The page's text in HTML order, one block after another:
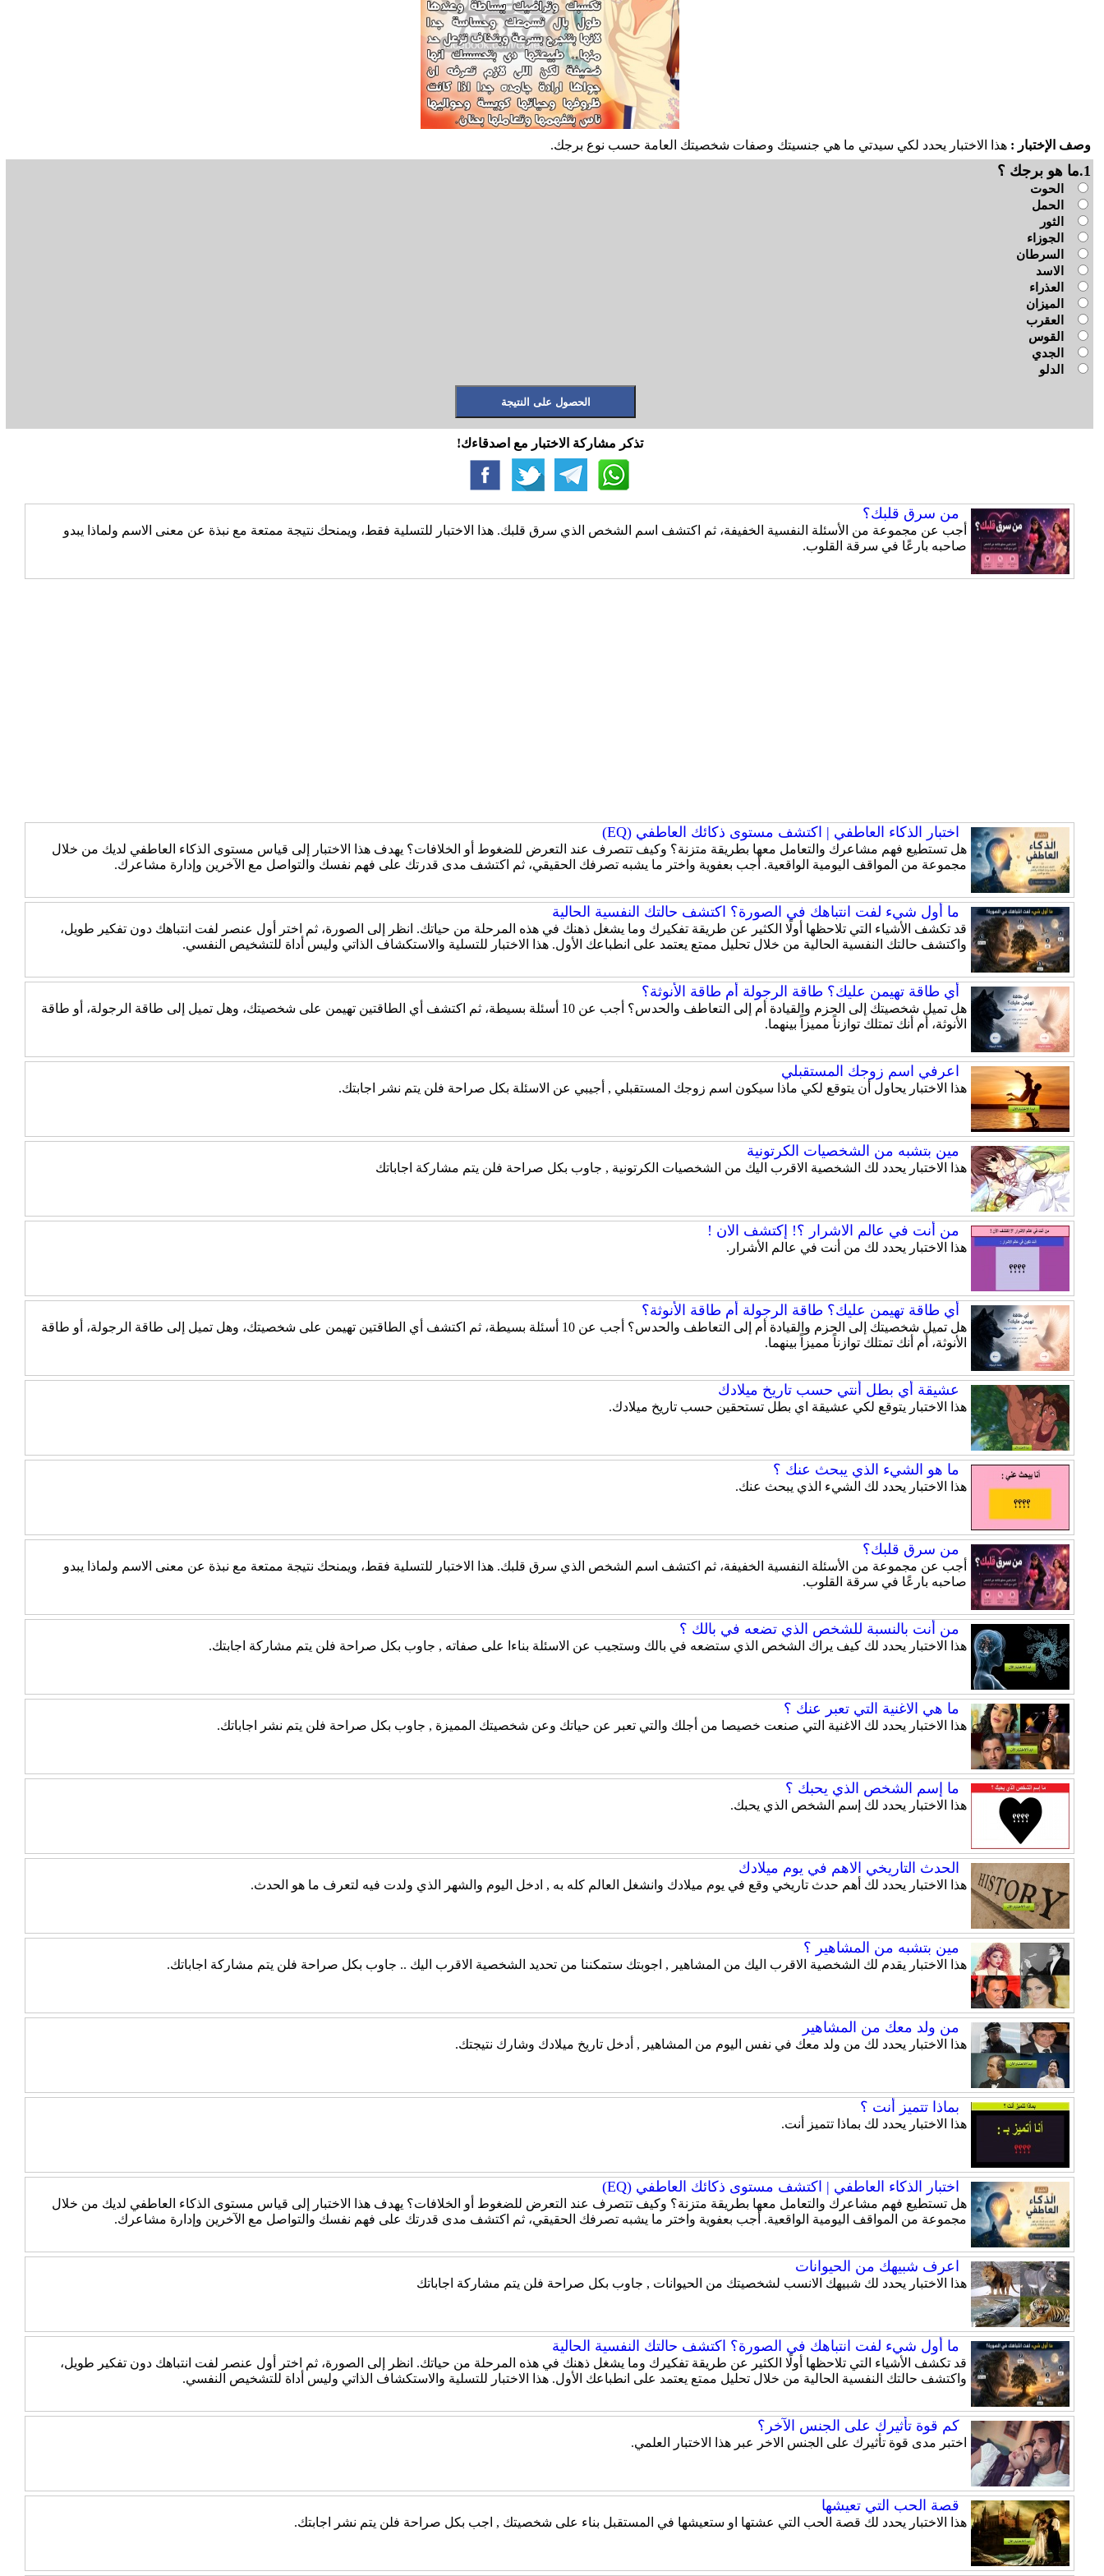
وصف الإختبار :هذا الاختبار يحدد لكي سيدتي ما هي جنسيتك وصفات شخصيتك العامة حسب نوع برجك.
1.ما هو برجك ؟
الحوت
الحمل
الثور
الجوزاء
السرطان
الاسد
العذراء
الميزان
العقرب
القوس
الجدي
الدلو
تذكر مشاركة الاختبار مع اصدقاءك!
من سرق قلبك؟
أجب عن مجموعة من الأسئلة النفسية الخفيفة، ثم اكتشف اسم الشخص الذي سرق قلبك. هذا الاختبار للتسلية فقط، ويمنحك نتيجة ممتعة مع نبذة عن معنى الاسم ولماذا يبدو
صاحبه بارعًا في سرقة القلوب.
اختبار الذكاء العاطفي | اكتشف مستوى ذكائك العاطفي (EQ)
هل تستطيع فهم مشاعرك والتعامل معها بطريقة متزنة؟ وكيف تتصرف عند التعرض للضغوط أو الخلافات؟ يهدف هذا الاختبار إلى قياس مستوى الذكاء العاطفي لديك من خلال
مجموعة من المواقف اليومية الواقعية. أجب بعفوية واختر ما يشبه تصرفك الحقيقي، ثم اكتشف مدى قدرتك على فهم نفسك والتواصل مع الآخرين وإدارة مشاعرك.
ما أول شيء لفت انتباهك في الصورة؟ اكتشف حالتك النفسية الحالية
قد تكشف الأشياء التي تلاحظها أولًا الكثير عن طريقة تفكيرك وما يشغل ذهنك في هذه المرحلة من حياتك. انظر إلى الصورة، ثم اختر أول عنصر لفت انتباهك دون تفكير طويل،
واكتشف حالتك النفسية الحالية من خلال تحليل ممتع يعتمد على انطباعك الأول. هذا الاختبار للتسلية والاستكشاف الذاتي وليس أداة للتشخيص النفسي.
أي طاقة تهيمن عليك؟ طاقة الرجولة أم طاقة الأنوثة؟
هل تميل شخصيتك إلى الحزم والقيادة أم إلى التعاطف والحدس؟ أجب عن 10 أسئلة بسيطة، ثم اكتشف أي الطاقتين تهيمن على شخصيتك، وهل تميل إلى طاقة الرجولة، أو طاقة
الأنوثة، أم أنك تمتلك توازناً مميزاً بينهما.
اعرفي اسم زوجك المستقبلي
هذا الاختبار يحاول أن يتوقع لكي ماذا سيكون اسم زوجك المستقبلي , أجيبي عن الاسئلة بكل صراحة فلن يتم نشر اجابتك.
مين بتشبه من الشخصيات الكرتونية
هذا الاختبار يحدد لك الشخصية الاقرب اليك من الشخصيات الكرتونية , جاوب بكل صراحة فلن يتم مشاركة اجاباتك
من أنت في عالم الاشرار ؟! إكتشف الان !
هذا الاختبار يحدد لك من أنت في عالم الأشرار.
أي طاقة تهيمن عليك؟ طاقة الرجولة أم طاقة الأنوثة؟
هل تميل شخصيتك إلى الحزم والقيادة أم إلى التعاطف والحدس؟ أجب عن 10 أسئلة بسيطة، ثم اكتشف أي الطاقتين تهيمن على شخصيتك، وهل تميل إلى طاقة الرجولة، أو طاقة
الأنوثة، أم أنك تمتلك توازناً مميزاً بينهما.
عشيقة أي بطل أنتي حسب تاريخ ميلادك
هذا الاختبار يتوقع لكي عشيقة اي بطل تستحقين حسب تاريخ ميلادك.
ما هو الشيء الذي يبحث عنك ؟
هذا الاختبار يحدد لك الشيء الذي يبحث عنك.
من سرق قلبك؟
أجب عن مجموعة من الأسئلة النفسية الخفيفة، ثم اكتشف اسم الشخص الذي سرق قلبك. هذا الاختبار للتسلية فقط، ويمنحك نتيجة ممتعة مع نبذة عن معنى الاسم ولماذا يبدو
صاحبه بارعًا في سرقة القلوب.
من أنت بالنسبة للشخص الذي تضعه في بالك ؟
هذا الاختبار يحدد لك كيف يراك الشخص الذي ستضعه في بالك وستجيب عن الاسئلة بناءا على صفاته , جاوب بكل صراحة فلن يتم مشاركة اجابتك.
ما هي الاغنية التي تعبر عنك ؟
هذا الاختبار يحدد لك الاغنية التي صنعت خصيصا من أجلك والتي تعبر عن حياتك وعن شخصيتك المميزة , جاوب بكل صراحة فلن يتم نشر اجاباتك.
ما إسم الشخص الذي يحبك ؟
هذا الاختبار يحدد لك إسم الشخص الذي يحبك.
الحدث التاريخي الاهم في يوم ميلادك
هذا الاختبار يحدد لك أهم حدث تاريخي وقع في يوم ميلادك وانشغل العالم كله به , ادخل اليوم والشهر الذي ولدت فيه لتعرف ما هو الحدث.
مين بتشبه من المشاهير ؟
هذا الاختبار يقدم لك الشخصية الاقرب اليك من المشاهير , اجوبتك ستمكننا من تحديد الشخصية الاقرب اليك .. جاوب بكل صراحة فلن يتم مشاركة اجاباتك.
من ولد معك من المشاهير
هذا الاختبار يحدد لك من ولد معك في نفس اليوم من المشاهير , أدخل تاريخ ميلادك وشارك نتيجتك.
بماذا تتميز أنت ؟
هذا الاختبار يحدد لك بماذا تتميز أنت.
اختبار الذكاء العاطفي | اكتشف مستوى ذكائك العاطفي (EQ)
هل تستطيع فهم مشاعرك والتعامل معها بطريقة متزنة؟ وكيف تتصرف عند التعرض للضغوط أو الخلافات؟ يهدف هذا الاختبار إلى قياس مستوى الذكاء العاطفي لديك من خلال
مجموعة من المواقف اليومية الواقعية. أجب بعفوية واختر ما يشبه تصرفك الحقيقي، ثم اكتشف مدى قدرتك على فهم نفسك والتواصل مع الآخرين وإدارة مشاعرك.
اعرف شبيهك من الحيوانات
هذا الاختبار يحدد لك شبيهك الانسب لشخصيتك من الحيوانات , جاوب بكل صراحة فلن يتم مشاركة اجاباتك
ما أول شيء لفت انتباهك في الصورة؟ اكتشف حالتك النفسية الحالية
قد تكشف الأشياء التي تلاحظها أولًا الكثير عن طريقة تفكيرك وما يشغل ذهنك في هذه المرحلة من حياتك. انظر إلى الصورة، ثم اختر أول عنصر لفت انتباهك دون تفكير طويل،
واكتشف حالتك النفسية الحالية من خلال تحليل ممتع يعتمد على انطباعك الأول. هذا الاختبار للتسلية والاستكشاف الذاتي وليس أداة للتشخيص النفسي.
كم قوة تأثيرك على الجنس الآخر؟
اختبر مدى قوة تأثيرك على الجنس الاخر عبر هذا الاختبار العلمي.
قصة الحب التي تعيشها
هذا الاختبار يحدد لك قصة الحب التي عشتها او ستعيشها في المستقبل بناء على شخصيتك , اجب بكل صراحة فلن يتم نشر اجابتك.